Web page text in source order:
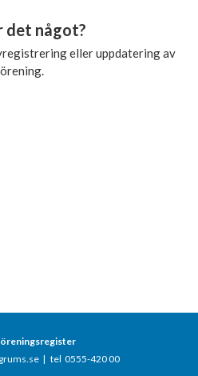
det något?
eller uppdatering av
| tel 0555-420 00